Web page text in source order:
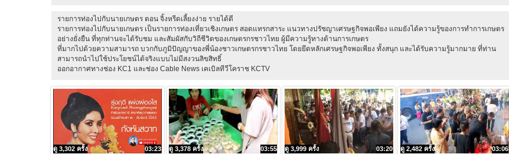
รายการท่องไปกับนายเกษตร ตอน จิ้งหรีดเลี้ยงง่าย รายได้ดี
รายการท่องไปกับนายเกษตร เป็นรายการท่องเที่ยวเชิงเกษตร สอดแทรกสาระ แนวทางปรัชญาเศรษฐกิจพอเพียง แถมยังได้ความรู้ของการทำการเกษตร
อย่างยั่งยืน ที่ทุกท่านจะได้รับชม และสัมผัสกับวิถีชีวิตของเกษตรกรชาวไทย ผู้มีความรู้ทางด้านการเกษตร
ที่มากไปด้วยความสามารถ บวกกับภูมิปัญญาของพี่น้องชาวเกษตรกรชาวไทย โดยยึดหลักเศรษฐกิจพอเพียง ทั้งสนุก และได้รับความรู้มากมาย ที่ท่าน
สามารถนำไปใช้ประโยชน์ได้จริงแบบไม่มีสงวนลิขสิทธิ์
ออกอากาศทางช่อง KC1 และช่อง Cable News เคเบิลทีวีโคราช KCTV
03:23
ดู 3,302 ครั้ง
03:55
ดู 3,378 ครั้ง
03:20
ดู 3,999 ครั้ง
03:06
ดู 2,482 ครั้ง